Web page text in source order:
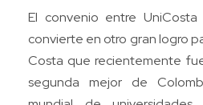
El convenio entre
convierte en otro gran logro
Costa que recientemente
segunda mejor de